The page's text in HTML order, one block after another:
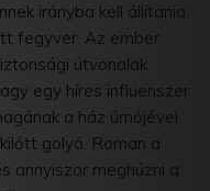
irányba kell állítania.
fegyver. Az ember
útvonalak
egy híres influenszer
a ház úrnőjével
golyó. Roman a
annyiszor meghúzni a